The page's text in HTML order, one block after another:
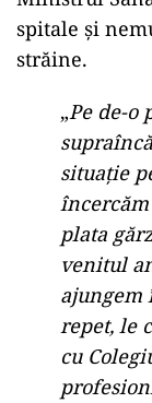
spitale și
străine.
„Pe de-o
situație
încercăm
plata
venitul
ajungem
repet, le
cu